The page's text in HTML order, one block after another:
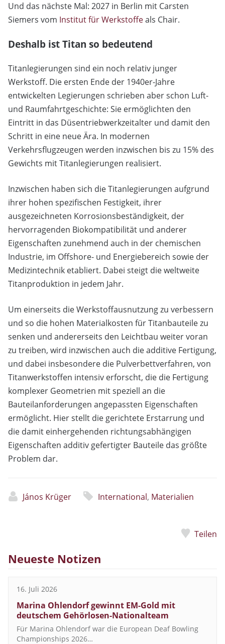
Und das nächste Mal: 2027 in Berlin mit Carsten
Siemers vom Institut für Werkstoffeals Chair.
Deshalb ist Titan so bedeutend
Titanlegierungen sind ein noch relativ junger
Werkstoff. Die ersten Ende der 1940er-Jahre
entwickelten Legierungen schrieben aber schon Luft-
und Raumfahrtgeschichte: Sie ermöglichten den
Eintritt in das Düsentriebwerkzeitalter und damit den
Schritt in eine neue Ära. In modernen
Verkehrsflugzeugen werden inzwischen bis zu 15% des
Gewichts mit Titanlegierungen realisiert.
Inzwischen haben sich die Titanlegierungen aufgrund
ihrer hohen spezifischen Festigkeit, ihrer
ausgezeichneten Korrosionsbeständigkeit, der
hervorragenden Biokompatibilität und anderer
Eigenschaften zunehmend auch in der chemischen
Industrie, im Offshore- und Energiebereich sowie der
Medizintechnik etabliert. Dabei steigt die weltweite
Titanproduktion in jedem Jahr.
Um einerseits die Werkstoffausnutzung zu verbessern
und so die hohen Materialkosten für Titanbauteile zu
senken und andererseits den Leichtbau weiter voran
zu treiben, wird inzwischen auch die additive Fertigung,
und dabei insbesondere die Pulverbettverfahren, von
Titanwerkstoffen intensiv erforscht, die die Fertigung
komplexer Geometrien mit speziell an die
Bauteilanforderungen angepassten Eigenschaften
ermöglicht. Hier stellt die gerichtete Erstarrung und
die damit einhergehenden richtungsabhängigen
Eigenschaften additiv gefertigter Bauteile das größte
Problem dar.
János Krüger International, Materialien
Teilen
Neueste Notizen
16. Juli 2026
Marina Ohlendorf gewinnt EM-Gold mit
deutschem Gehörlosen-Nationalteam
Für Marina Ohlendorf war die European Deaf Bowling
Championships 2026…